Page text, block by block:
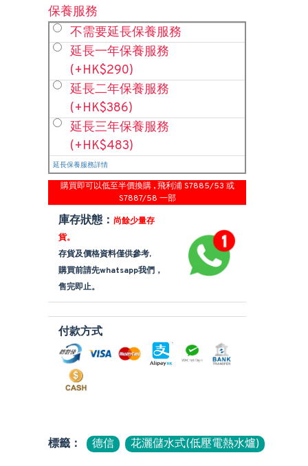
保養服務
不需要延長保養服務
延長一年保養服務
(+HK$290)
延長二年保養服務
(+HK$386)
延長三年保養服務
(+HK$483)
延長保養服務詳情
購買即可以低至半價換購 , 飛利浦 S7885/53 或
S7887/58 一部
庫存狀態： 尚餘少量存
貨。
存貨及價格資料僅供參考,
購買前請先whatsapp我們，
售完即止。
付款方式
標籤： 德信 花灑儲水式(低壓電熱水爐)